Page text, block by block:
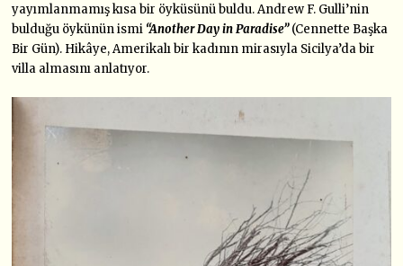
yayımlanmamış kısa bir öyküsünü buldu. Andrew F. Gulli’nin
bulduğu öykünün ismi “Another Day in Paradise”(Cennette Başka
Bir Gün). Hikâye, Amerikalı bir kadının mirasıyla Sicilya’da bir
villa almasını anlatıyor.